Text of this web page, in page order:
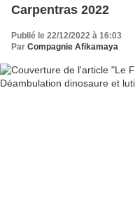
Carpentras 2022
Publié le 22/12/2022 à 16:03
Par Compagnie Afikamaya